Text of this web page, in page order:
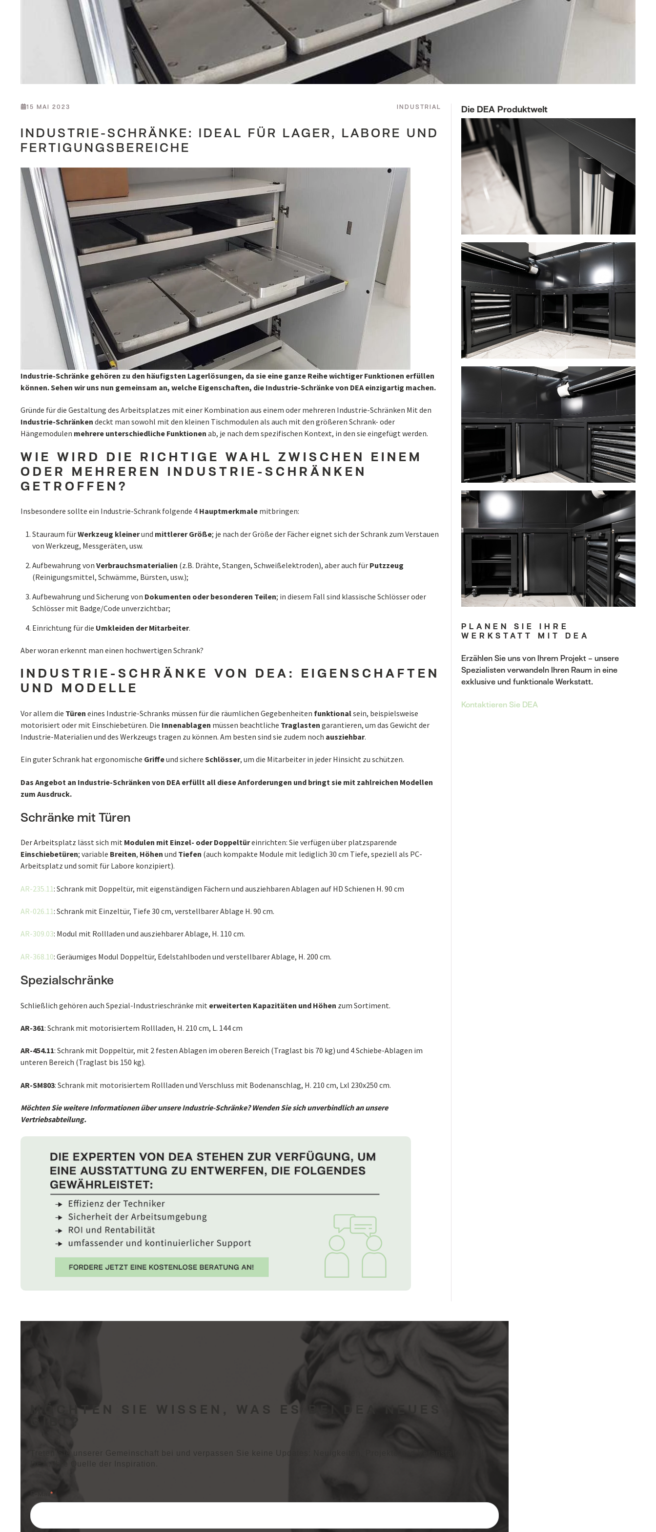
15 MAI 2023 INDUSTRIAL
INDUSTRIE-SCHRÄNKE: IDEAL FÜR LAGER, LABORE UND
FERTIGUNGSBEREICHE
Industrie-Schränke gehören zu den häufigsten Lagerlösungen, da sie eine ganze Reihe wichtiger Funktionen erfüllen
können. Sehen wir uns nun gemeinsam an, welche Eigenschaften, die Industrie-Schränke von DEA einzigartig machen.
Gründe für die Gestaltung des Arbeitsplatzes mit einer Kombination aus einem oder mehreren Industrie-Schränken Mit den
Industrie-Schränken deckt man sowohl mit den kleinen Tischmodulen als auch mit den größeren Schrank- oder
Hängemodulen mehrere unterschiedliche Funktionen ab, je nach dem spezifischen Kontext, in den sie eingefügt werden.
WIE WIRD DIE RICHTIGE WAHL ZWISCHEN EINEM
ODER MEHREREN INDUSTRIE-SCHRÄNKEN
GETROFFEN?
Insbesondere sollte ein Industrie-Schrank folgende 4 Hauptmerkmale mitbringen:
Stauraum fürWerkzeug kleinerund mittlerer Größe; je nach der Größe der Fächer eignet sich der Schrank zum Verstauen
von Werkzeug, Messgeräten, usw.
Aufbewahrung von Verbrauchsmaterialien (z.B. Drähte, Stangen, Schweißelektroden), aber auch für Putzzeug
(Reinigungsmittel, Schwämme, Bürsten, usw.);
Aufbewahrung und Sicherung von Dokumenten oder besonderen Teilen; in diesem Fall sind klassische Schlösser oder
Schlösser mit Badge/Code unverzichtbar;
Einrichtung für die Umkleiden der Mitarbeiter.
Aber woran erkennt man einen hochwertigen Schrank?
INDUSTRIE-SCHRÄNKE VON DEA: EIGENSCHAFTEN
UND MODELLE
Vor allem die Türen eines Industrie-Schranks müssen für die räumlichen Gegebenheiten funktionalsein, beispielsweise
motorisiert oder mit Einschiebetüren. Die Innenablagen müssen beachtliche Traglasten garantieren, um das Gewicht der
Industrie-Materialien und des Werkzeugs tragen zu können. Am besten sind sie zudem noch ausziehbar.
Ein guter Schrank hat ergonomische Griffeund sichere Schlösser, um die Mitarbeiter in jeder Hinsicht zu schützen.
Das Angebot an Industrie-Schränken von DEA erfüllt all diese Anforderungen und bringt sie mit zahlreichen Modellen
zum Ausdruck.
Schränke mit Türen
Der Arbeitsplatz lässt sich mit Modulen mit Einzel- oder Doppeltüreinrichten: Sie verfügen über platzsparende
Einschiebetüren; variable Breiten, Höhen und Tiefen (auch kompakte Module mit lediglich 30 cm Tiefe, speziell als PC-
Arbeitsplatz und somit für Labore konzipiert).
AR-235.11: Schrank mit Doppeltür, mit eigenständigen Fächern und ausziehbaren Ablagen auf HD Schienen H. 90 cm
AR-026.11: Schrank mit Einzeltür, Tiefe 30 cm, verstellbarer Ablage H. 90 cm.
AR-309.03: Modul mit Rollladen und ausziehbarer Ablage, H. 110 cm.
AR-368.10: Geräumiges Modul Doppeltür, Edelstahlboden und verstellbarer Ablage, H. 200 cm.
Spezialschränke
Schließlich gehören auch Spezial-Industrieschränke mit erweiterten Kapazitäten und Höhen zum Sortiment.
AR-361: Schrank mit motorisiertem Rollladen, H. 210 cm, L. 144 cm
AR-454.11: Schrank mit Doppeltür, mit 2 festen Ablagen im oberen Bereich (Traglast bis 70 kg) und 4 Schiebe-Ablagen im
unteren Bereich (Traglast bis 150 kg).
AR-SM803: Schrank mit motorisiertem Rollladen und Verschluss mit Bodenanschlag, H. 210 cm, Lxl 230x250 cm.
Möchten Sie weitere Informationen über unsere Industrie-Schränke? Wenden Sie sich unverbindlich an unsere
Vertriebsabteilung.
Die DEA Produktwelt
PLANEN SIE IHRE
WERKSTATT MIT DEA
Erzählen Sie uns von Ihrem Projekt – unsere
Spezialisten verwandeln Ihren Raum in eine
exklusive und funktionale Werkstatt.
Kontaktieren Sie DEA
MÖCHTEN SIE WISSEN, WAS ES BEI DEA NEUES
GIBT?
Treten Sie unserer Gemeinschaft bei und verpassen Sie keine Updates: Neuigkeiten, Projekte und Veranstaltungen!
DEA: Ihre Quelle der Inspiration.
*